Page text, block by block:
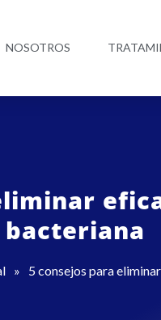
NOSOTROS
bacteriana
» 5 consejos para